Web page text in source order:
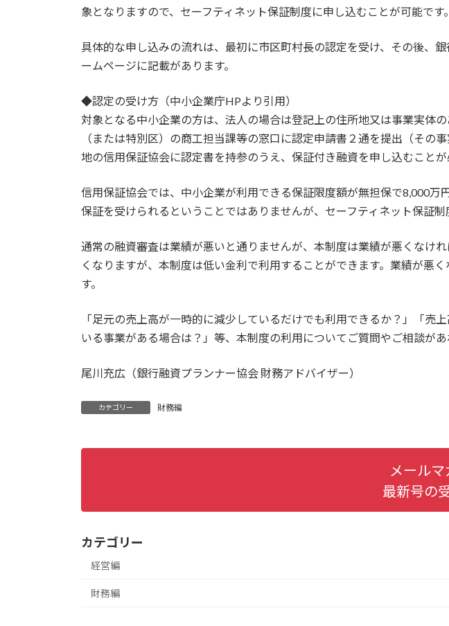
象となりますので、セーフティネット保証制度に申し込むことが可能です
具体的な申し込みの流れは、最初に市区町村長の認定を受け、その後、
ームページに記載があります。
◆認定の受け方（中小企業庁HPより引用）
対象となる中小企業の方は、法人の場合は登記上の住所地又は事業実体
（または特別区）の商工担当課等の窓口に認定申請書２通を提出（そ
地の信用保証協会に認定書を持参のうえ、保証付き融資を申し込むことが
信用保証協会では、中小企業が利用できる保証限度額が無担保で8,000
保証を受けられるということではありませんが、セーフティネット保証
通常の融資審査は業績が悪いと通りませんが、本制度は業績が悪くなけ
くなりますが、本制度は低い金利で利用することができます。業績が悪
す。
「足元の売上高が一時的に減少しているだけでも利用できるか？」「
いる事業がある場合は？」等、本制度の利用についてご質問やご相談が
尾川充広（銀行融資プランナー協会 財務アドバイザー）
カテゴリー 財務編
メールマ
最新号の
カテゴリー
経営編
財務編